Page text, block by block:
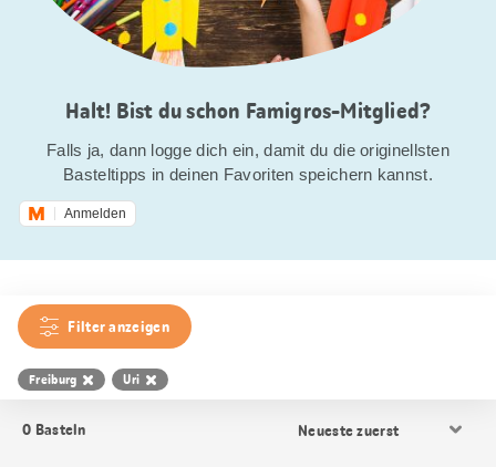
Halt! Bist du schon Famigros-Mitglied?
Falls ja, dann logge dich ein, damit du die originellsten
Basteltipps in deinen Favoriten speichern kannst.
Anmelden
Filter anzeigen
Freiburg Uri
0 Basteln
Sortierung